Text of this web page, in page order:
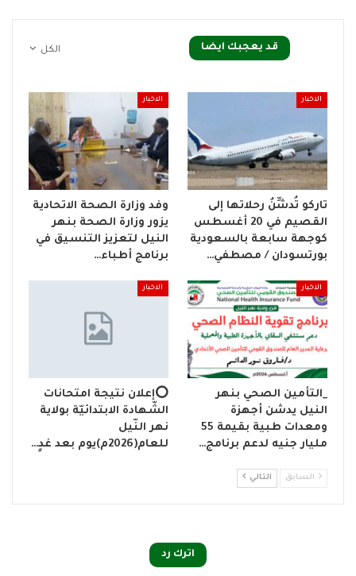
الكل قد يعجبك ايضا
الاخبار
تاركو تُدشِّنُ رحلاتها إلى
القصيم في 20 أغسطس
كوجهة سابعة بالسعودية
بورتسودان / مصطفي…
الاخبار
وفد وزارة الصحة الاتحادية
يزور وزارة الصحة بنهر
النيل لتعزيز التنسيق في
برنامج أطباء…
الاخبار
_التأمين الصحي بنهر
النيل يدشن أجهزة
ومعدات طبية بقيمة 55
مليار جنيه لدعم برنامج…
الاخبار
⭕إعلان نتيجة امتحانات
الشّهادة الابتدائيّة بولاية
نهر النّيل
للعام(2026م)يوم بعد غدٍ…
السابق التالي
اترك رد